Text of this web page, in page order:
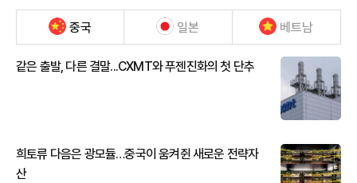
중국 일본 베트남
같은 출발, 다른 결말...CXMT와 푸젠진화의 첫 단추
희토류 다음은 광모듈…중국이 움켜쥔 새로운 전략자
산